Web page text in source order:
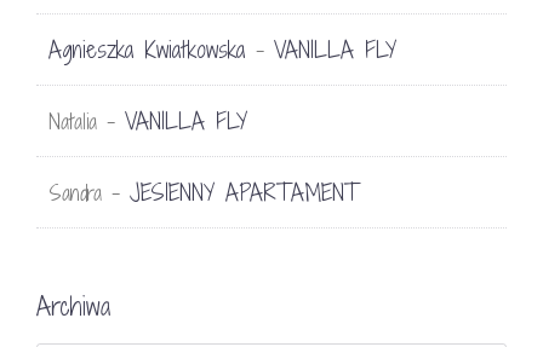
Agnieszka Kwiatkowska - VANILLA FLY
Natalia - VANILLA FLY
Sandra - JESIENNY APARTAMENT
Archiwa